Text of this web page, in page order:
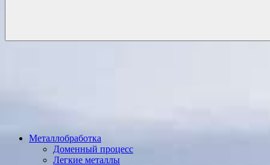
Металлобработка
Доменный процесс
Легкие металлы